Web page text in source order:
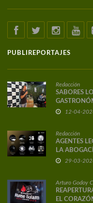
PUBLIREPORTAJES
Redacción
SABORES
DE AUTOR
12-04-
Redacción
AGENTES
LA
29-03-
Arturo Godoy
EL